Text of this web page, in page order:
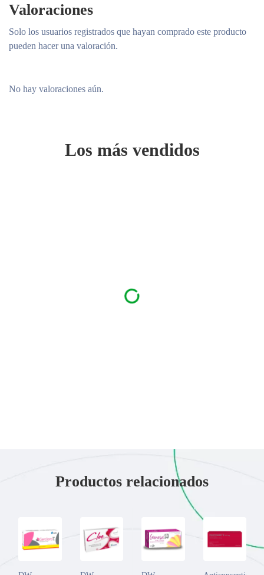
Valoraciones
No hay valoraciones aún.
Solo los usuarios registrados que hayan comprado este producto
pueden hacer una valoración.
Los más vendidos
Productos relacionados